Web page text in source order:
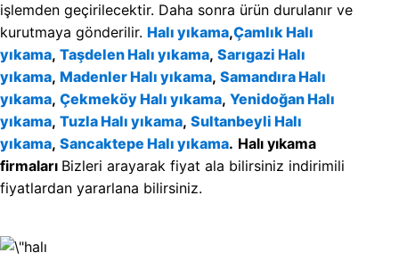
işlemden geçirilecektir. Daha sonra ürün durulanır ve
kurutmaya gönderilir. Halı yıkama,Çamlık Halı
yıkama, Taşdelen Halı yıkama, Sarıgazi Halı
yıkama, Madenler Halı yıkama, Samandıra Halı
yıkama, Çekmeköy Halı yıkama, Yenidoğan Halı
yıkama, Tuzla Halı yıkama, Sultanbeyli Halı
yıkama, Sancaktepe Halı yıkama. Halı yıkama
firmaları Bizleri arayarak fiyat ala bilirsiniz indirimili
fiyatlardan yararlana bilirsiniz.